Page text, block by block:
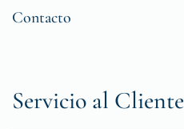
Contacto
Servicio al Cliente